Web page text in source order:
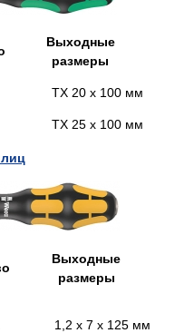
Выходные
размеры
TX 20 x 100 мм
TX 25 x 100 мм
Выходные
размеры
1,2 x 7 x 125 мм